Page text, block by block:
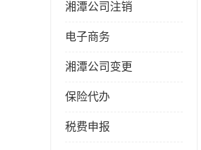
湘潭公司注销
电子商务
湘潭公司变更
保险代办
税费申报